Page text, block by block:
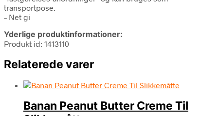
transportpose.
– Net gi
Yderlige produktinformationer:
Produkt id: 1413110
Relaterede varer
Banan Peanut Butter Creme Til